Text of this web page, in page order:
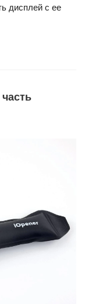
дисплей с ее